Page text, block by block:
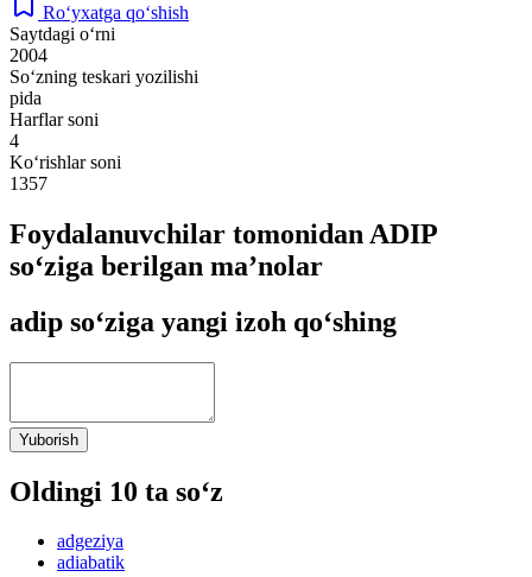
Ro‘yxatga qo‘shish
Saytdagi o‘rni
2004
So‘zning teskari yozilishi
pida
Harflar soni
4
Ko‘rishlar soni
1357
Foydalanuvchilar tomonidan ADIP
so‘ziga berilgan ma’nolar
adip so‘ziga yangi izoh qo‘shing
Yuborish
Oldingi 10 ta so‘z
adgeziya
adiabatik